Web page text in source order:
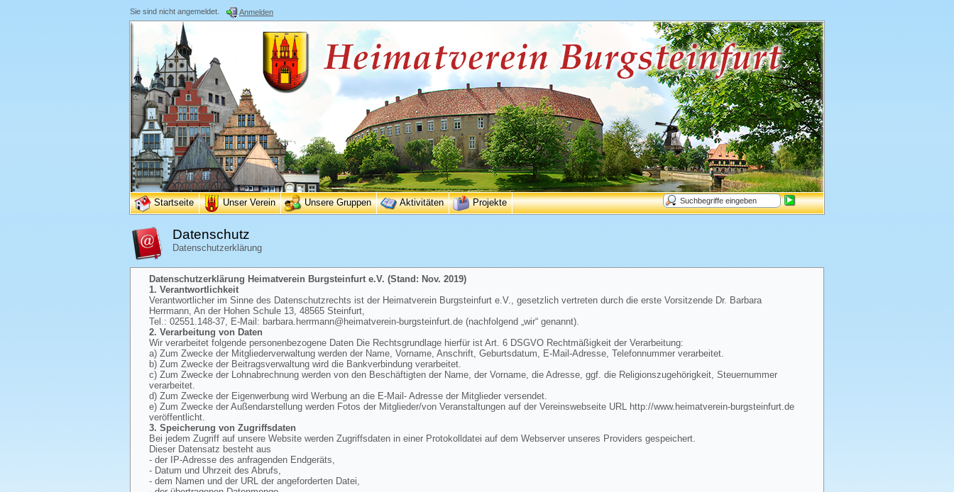
Sie sind nicht angemeldet. Anmelden
Startseite Unser Verein Unsere Gruppen Aktivitäten Projekte
Datenschutz
Datenschutzerklärung
Datenschutzerklärung Heimatverein Burgsteinfurt e.V. (Stand: Nov. 2019)
1. Verantwortlichkeit
Verantwortlicher im Sinne des Datenschutzrechts ist der Heimatverein Burgsteinfurt e.V., gesetzlich vertreten durch die erste Vorsitzende Dr. Barbara
Herrmann, An der Hohen Schule 13, 48565 Steinfurt,
Tel.: 02551.148-37, E-Mail: barbara.herrmann@heimatverein-burgsteinfurt.de (nachfolgend „wir“ genannt).
2. Verarbeitung von Daten
Wir verarbeitet folgende personenbezogene Daten Die Rechtsgrundlage hierfür ist Art. 6 DSGVO Rechtmäßigkeit der Verarbeitung:
a) Zum Zwecke der Mitgliederverwaltung werden der Name, Vorname, Anschrift, Geburtsdatum, E-Mail-Adresse, Telefonnummer verarbeitet.
b) Zum Zwecke der Beitragsverwaltung wird die Bankverbindung verarbeitet.
c) Zum Zwecke der Lohnabrechnung werden von den Beschäftigten der Name, der Vorname, die Adresse, ggf. die Religionszugehörigkeit, Steuernummer
verarbeitet.
d) Zum Zwecke der Eigenwerbung wird Werbung an die E-Mail- Adresse der Mitglieder versendet.
e) Zum Zwecke der Außendarstellung werden Fotos der Mitglieder/von Veranstaltungen auf der Vereinswebseite URL http://www.heimatverein-burgsteinfurt.de
veröffentlicht.
3. Speicherung von Zugriffsdaten
Bei jedem Zugriff auf unsere Website werden Zugriffsdaten in einer Protokolldatei auf dem Webserver unseres Providers gespeichert.
Dieser Datensatz besteht aus
- der IP-Adresse des anfragenden Endgeräts,
- Datum und Uhrzeit des Abrufs,
- dem Namen und der URL der angeforderten Datei,